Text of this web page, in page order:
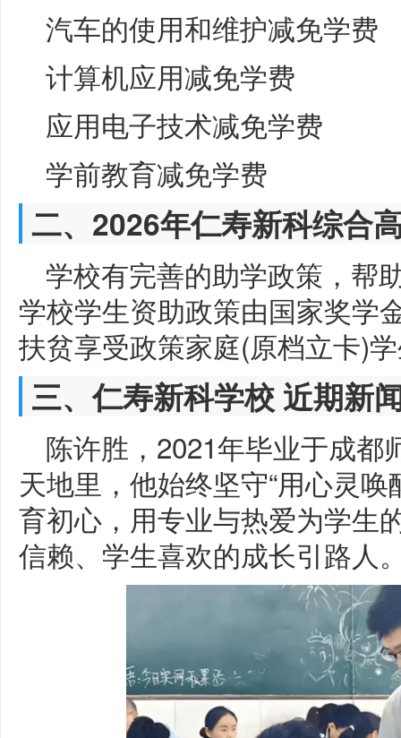
汽车的使用和维护减免学费
计算机应用减免学费
应用电子技术减免学费
学前教育减免学费
二、2026年仁寿新科综合
学校有完善的助学政策，帮
学校学生资助政策由国家奖学
扶贫享受政策家庭(原档立卡)
三、仁寿新科学校 近期新
陈许胜，2021年毕业于成都
天地里，他始终坚守“用心灵
育初心，用专业与热爱为学生
信赖、学生喜欢的成长引路人